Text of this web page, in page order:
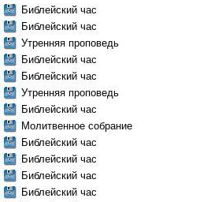
Библейский час
Библейский час
Утренняя проповедь
Библейский час
Библейский час
Утренняя проповедь
Библейский час
Молитвенное собрание
Библейский час
Библейский час
Библейский час
Библейский час